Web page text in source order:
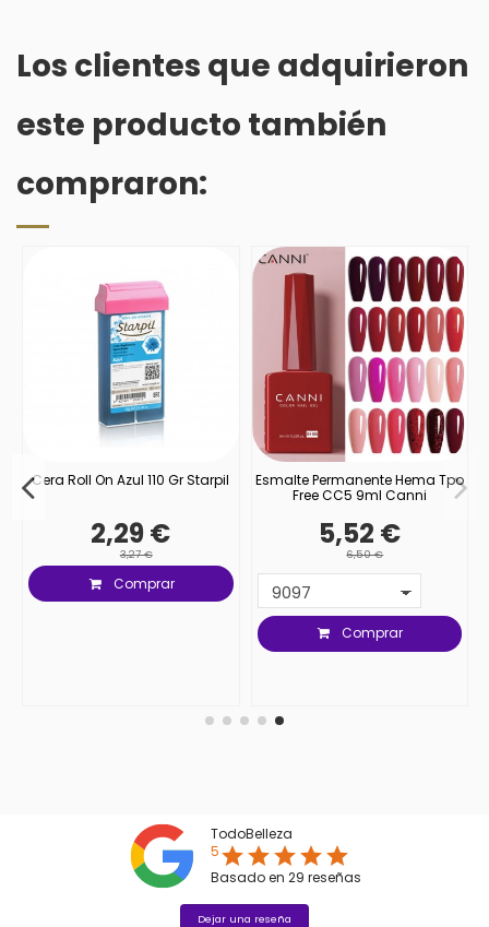
Los clientes que adquirieron
este producto también
compraron:
Cera Roll On Azul 110 Gr Starpil
2,29 €
3,27 €
Comprar
Esmalte Permanente Hema Tpo
Free CC5 9ml Canni
5,52 €
6,50 €
Comprar
TodoBelleza
5starstarstarstarstar
Basado en 29 reseñas
Dejar una reseña